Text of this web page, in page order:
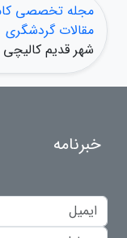
مجله تخصصی
مقالات گردشگری
شهر قدیم کالیچی
خبرنامه